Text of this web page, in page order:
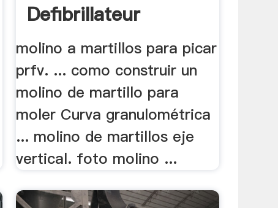
Defibrillateur
molino a martillos para picar
prfv. ... como construir un
molino de martillo para
moler Curva granulométrica
... molino de martillos eje
vertical. foto molino ...